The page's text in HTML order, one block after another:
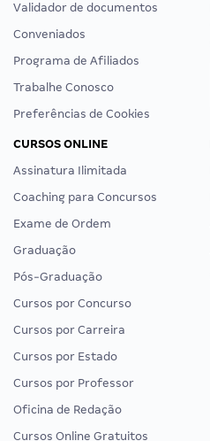
Validador de documentos
Conveniados
Programa de Afiliados
Trabalhe Conosco
Preferências de Cookies
CURSOS ONLINE
Assinatura Ilimitada
Coaching para Concursos
Exame de Ordem
Graduação
Pós-Graduação
Cursos por Concurso
Cursos por Carreira
Cursos por Estado
Cursos por Professor
Oficina de Redação
Cursos Online Gratuitos